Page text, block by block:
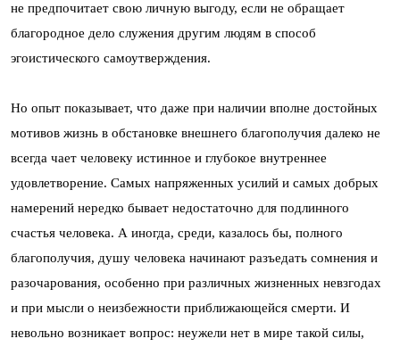
не предпочитает свою личную выгоду, если не обращает
благородное дело служения другим людям в способ
эгоистического самоутверждения.
Но опыт показывает, что даже при наличии вполне достойных
мотивов жизнь в обстановке внешнего благополучия далеко не
всегда чает человеку истинное и глубокое внутреннее
удовлетворение. Самых напряженных усилий и самых добрых
намерений нередко бывает недостаточно для подлинного
счастья человека. А иногда, среди, казалось бы, полного
благополучия, душу человека начинают разъедать сомнения и
разочарования, особенно при различных жизненных невзгодах
и при мысли о неизбежности приближающейся смерти. И
невольно возникает вопрос: неужели нет в мире такой силы,